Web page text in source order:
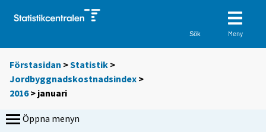
Sök Meny
Förstasidan >Statistik >
Jordbyggnadskostnadsindex >
2016> januari
Öppna menyn